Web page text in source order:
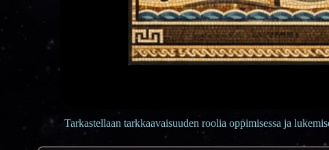
Tarkastellaan tarkkaavaisuuden roolia oppimisessa ja